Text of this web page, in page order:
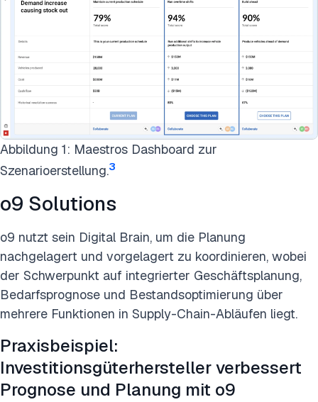
Abbildung 1: Maestros Dashboard zur
Szenarioerstellung.3
o9 Solutions
o9 nutzt sein Digital Brain, um die Planung
nachgelagert und vorgelagert zu koordinieren, wobei
der Schwerpunkt auf integrierter Geschäftsplanung,
Bedarfsprognose und Bestandsoptimierung über
mehrere Funktionen in Supply-Chain-Abläufen liegt.
Praxisbeispiel:
Investitionsgüterhersteller verbessert
Prognose und Planung mit o9